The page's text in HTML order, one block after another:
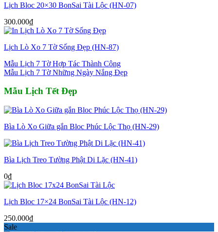
Lịch Bloc 20×30 BonSai Tài Lộc (HN-07)
300.000₫
Lịch Lò Xo 7 Tờ Sống Đẹp (HN-87)
Mẫu Lịch 7 Tờ Hợp Tác Thành Công
Mẫu Lịch 7 Tờ Những Ngày Nắng Đẹp
Mẫu Lịch Tết Đẹp
Bìa Lò Xo Giữa gắn Bloc Phúc Lộc Thọ (HN-29)
Bìa Lịch Treo Tường Phật Di Lặc (HN-41)
0₫
Lịch Bloc 17×24 BonSai Tài Lộc (HN-12)
250.000₫
Sale